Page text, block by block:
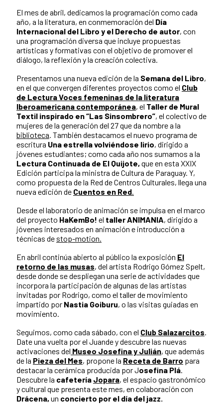
El mes de abril, dedicamos la programación como cada
año, a la literatura, en conmemoración del Día
Internacional del Libro y el Derecho de autor, con
una programación diversa que incluye propuestas
artísticas y formativas con el objetivo de promover el
diálogo, la reflexión y la creación colectiva.
Presentamos una nueva edición de la Semana del Libro,
en el que convergen diferentes proyectos como el Club
de Lectura Voces femeninas de la literatura
Iberoamericana contemporánea, el Taller de Mural
Textil inspirado en “Las Sinsombrero”, el colectivo de
mujeres de la generación del 27 que da nombre a la
biblioteca. También destacamos el nuevo programa de
escritura Una estrella volviéndose lirio, dirigido a
jóvenes estudiantes; como cada año nos sumamos a la
Lectura Continuada de El Quijote, que en esta XXIX
Edición participa la ministra de Cultura de Paraguay. Y,
como propuesta de la Red de Centros Culturales, llega una
nueva edición de Cuentos en Red.
Desde el laboratorio de animación se impulsa en el marco
del proyecto HaKemBo! el taller ANIMANIA, dirigido a
jóvenes interesados en animación e introducción a
técnicas de stop-motion.
En abril continúa abierto al público la exposición El
retorno de las musas, del artista Rodrigo Gómez Spelt,
desde donde se despliegan una serie de actividades que
incorpora la participación de algunas de las artistas
invitadas por Rodrigo, como el taller de movimiento
impartido por Nastia Goiburu, o las visitas guiadas en
movimiento.
Seguimos, como cada sábado, con el Club Salazarcitos.
Date una vuelta por el Juande y descubre las nuevas
activaciones del Museo Josefina y Julián, que además
de la Pieza del Mes, propone la Receta de Barro para
destacar la cerámica producida por Josefina Plá.
Descubre la cafetería Jopara, el espacio gastronómico
y cultural que presenta este mes, en colaboración con
Drácena, un concierto por el día del jazz.